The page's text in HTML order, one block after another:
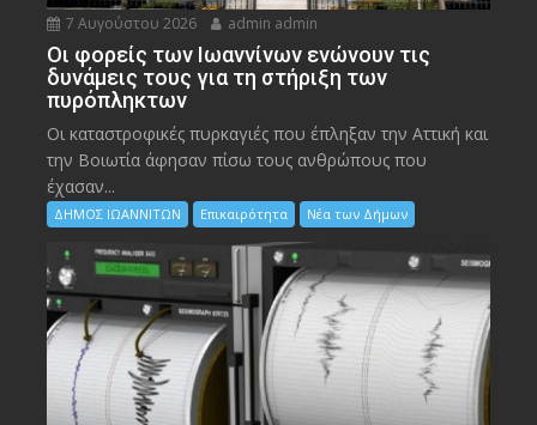
7 Αυγούστου 2026 admin admin
Οι φορείς των Ιωαννίνων ενώνουν τις
δυνάμεις τους για τη στήριξη των
πυρόπληκτων
Οι καταστροφικές πυρκαγιές που έπληξαν την Αττική και
την Bοιωτία άφησαν πίσω τους ανθρώπους που
έχασαν...
ΔΗΜΟΣ ΙΩΑΝΝΙΤΩΝ Επικαιρότητα Νέα των Δήμων